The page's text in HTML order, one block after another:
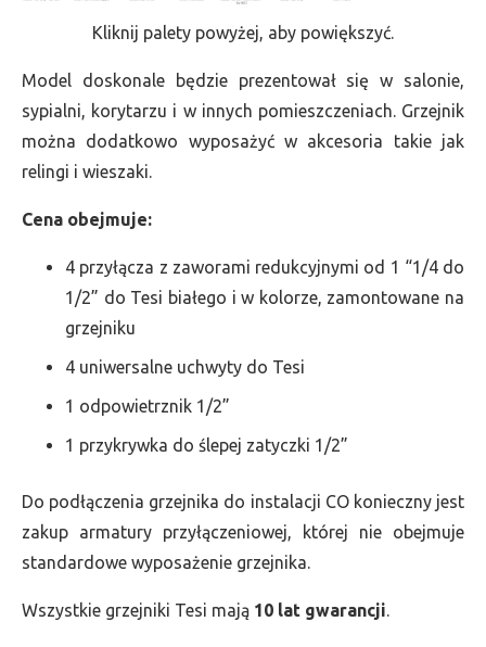
Kliknij palety powyżej, aby powiększyć.
Model doskonale będzie prezentował się w salonie,
sypialni, korytarzu i w innych pomieszczeniach. Grzejnik
można dodatkowo wyposażyć w akcesoria takie jak
relingi i wieszaki.
Cena obejmuje:
4 przyłącza z zaworami redukcyjnymi od 1 “1/4 do
1/2” do Tesi białego i w kolorze, zamontowane na
grzejniku
4 uniwersalne uchwyty do Tesi
1 odpowietrznik 1/2”
1 przykrywka do ślepej zatyczki 1/2”
Do podłączenia grzejnika do instalacji CO konieczny jest
zakup armatury przyłączeniowej, której nie obejmuje
standardowe wyposażenie grzejnika.
Wszystkie grzejniki Tesi mają 10 lat gwarancji.